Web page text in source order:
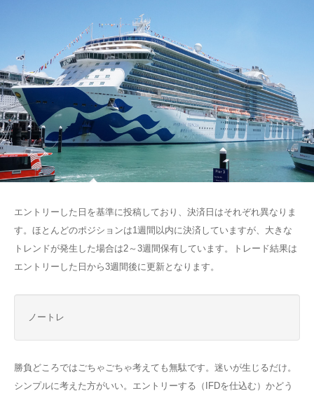
エントリーした日を基準に投稿しており、決済日はそれぞれ異なりま
す。ほとんどのポジションは1週間以内に決済していますが、大きな
トレンドが発生した場合は2～3週間保有しています。トレード結果は
エントリーした日から3週間後に更新となります。
ノートレ
勝負どころではごちゃごちゃ考えても無駄です。迷いが生じるだけ。
シンプルに考えた方がいい。エントリーする（IFDを仕込む）かどう
EXCEL SHEET
NEWS
CONTACT